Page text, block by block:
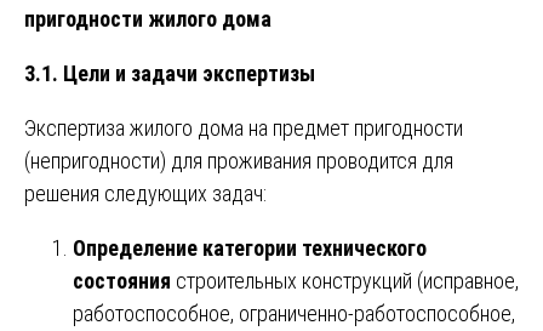
пригодности жилого дома
3.1. Цели и задачи экспертизы
Экспертиза жилого дома на предмет пригодности
(непригодности) для проживания проводится для
решения следующих задач:
Определение категории технического
состояния строительных конструкций (исправное,
работоспособное, ограниченно-работоспособное,